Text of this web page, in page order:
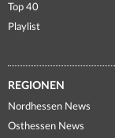
Top 40
Playlist
REGIONEN
Nordhessen News
Osthessen News